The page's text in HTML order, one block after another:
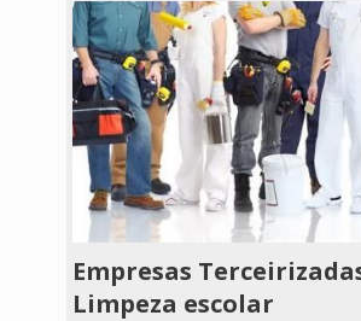
Empresas
Limpeza escolar